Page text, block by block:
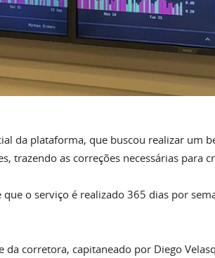
da plataforma, que buscou realizar um
trazendo as correções necessárias para
o serviço é realizado 365 dias por
da corretora, capitaneado por Diego